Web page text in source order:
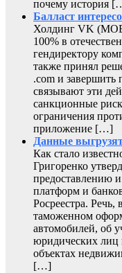
почему история
Балласт
Холдинг VK
100% в
гендиректору
также принял
.com и завершить
связывают эти
санкционные
ограничения
приложение […]
Данные
Как стало
Григоренко
предоставлению
платформ и
Росреестра. Речь,
таможенном
автомобилей, об
юридических лиц
объектах
[…]